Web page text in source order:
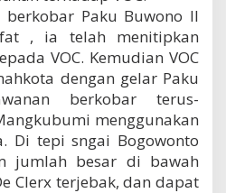
Paku Buwono II
, ia telah menitipkan
VOC. Kemudian VOC
dengan gelar Paku
berkobar terus-
menggunakan
Di tepi sngai Bogowonto
jumlah besar di bawah
Clerx terjebak, dan dapat